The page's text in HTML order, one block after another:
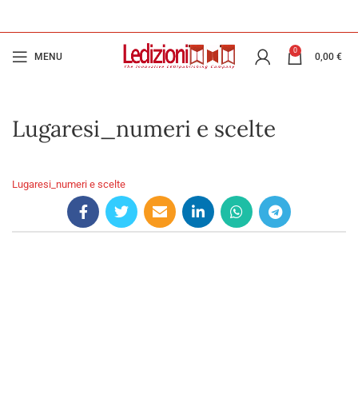
MENU
0
0,00 €
Lugaresi_numeri e scelte
Lugaresi_numeri e scelte